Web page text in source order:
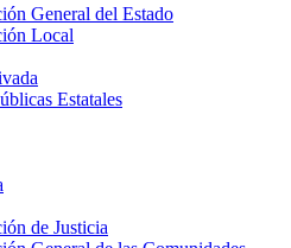
General del Estado
Local
Estatales
de Justicia